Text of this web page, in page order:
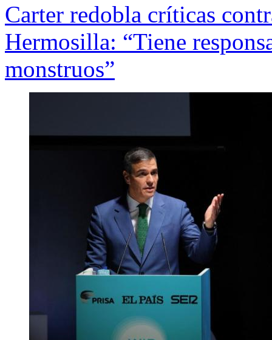
Carter redobla críticas
Hermosilla: “Tiene
monstruos”